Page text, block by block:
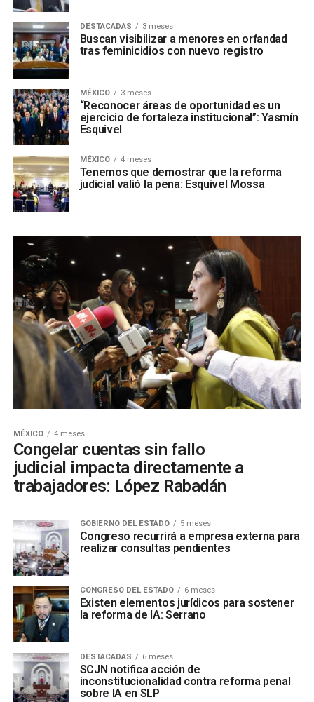
DESTACADAS 3 meses
Buscan visibilizar a menores en orfandad
tras feminicidios con nuevo registro
MÉXICO 3 meses
“Reconocer áreas de oportunidad es un
ejercicio de fortaleza institucional”: Yasmín
Esquivel
MÉXICO 4 meses
Tenemos que demostrar que la reforma
judicial valió la pena: Esquivel Mossa
MÉXICO 4 meses
Congelar cuentas sin fallo
judicial impacta directamente a
trabajadores: López Rabadán
GOBIERNO DEL ESTADO 5 meses
Congreso recurrirá a empresa externa para
realizar consultas pendientes
CONGRESO DEL ESTADO 6 meses
Existen elementos jurídicos para sostener
la reforma de IA: Serrano
DESTACADAS 6 meses
SCJN notifica acción de
inconstitucionalidad contra reforma penal
sobre IA en SLP